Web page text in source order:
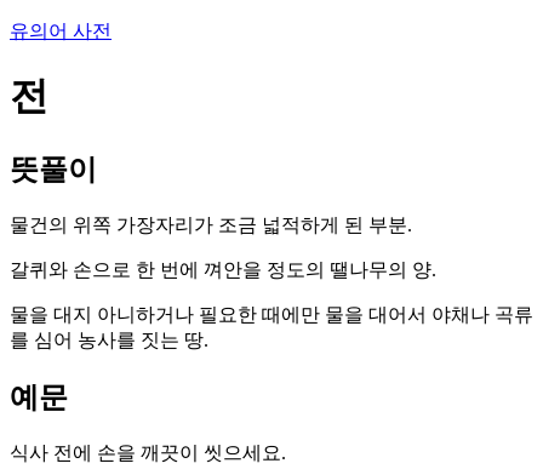
유의어 사전
전
뜻풀이
물건의 위쪽 가장자리가 조금 넓적하게 된 부분.
갈퀴와 손으로 한 번에 껴안을 정도의 땔나무의 양.
물을 대지 아니하거나 필요한 때에만 물을 대어서 야채나 곡류
를 심어 농사를 짓는 땅.
예문
식사 전에 손을 깨끗이 씻으세요.